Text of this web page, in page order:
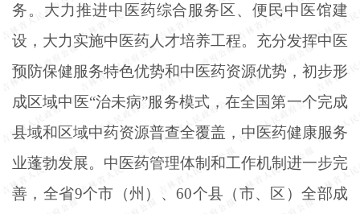
务。大力推进中医药综合服务区、便民中医馆建
设，大力实施中医药人才培养工程。充分发挥中医
预防保健服务特色优势和中医药资源优势，初步形
成区域中医“治未病”服务模式，在全国第一个完成
县域和区域中药资源普查全覆盖，中医药健康服务
业蓬勃发展。中医药管理体制和工作机制进一步完
善，全省9个市（州）、60个县（市、区）全部成